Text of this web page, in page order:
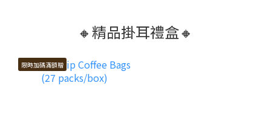
🔸精品掛耳禮盒🔸
限時加碼滿額贈